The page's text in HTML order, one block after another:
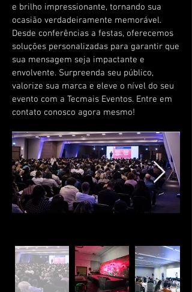
e brilho impressionante, tornando sua
ocasião verdadeiramente memorável.
Desde conferências a festas, oferecemos
soluções personalizadas para garantir que
sua mensagem seja impactante e
envolvente. Surpreenda seu público,
valorize sua marca e eleve o nível do seu
evento com a Tecmais Eventos. Entre em
contato conosco agora mesmo!